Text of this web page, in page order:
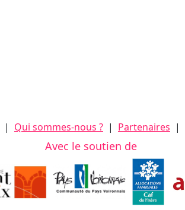
| Qui sommes-nous ? | Partenaires |
Avec le soutien de